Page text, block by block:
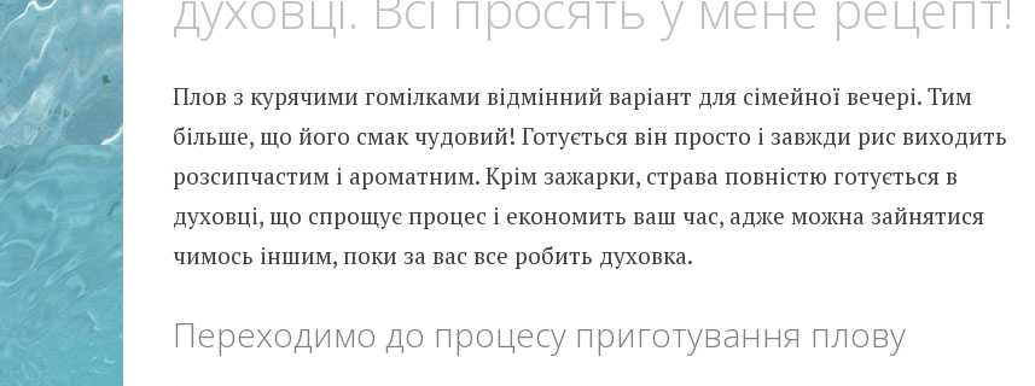
Плов з курячими гомілками відмінний варіант для сімейної вечері. Тим
більше, що його смак чудовий! Готується він просто і завжди рис виходить
розсипчастим і ароматним. Крім зажарки, страва повністю готується в
духовці, що спрощує процес і економить ваш час, адже можна зайнятися
чимось іншим, поки за вас все робить духовка.
Переходимо до процесу приготування плову